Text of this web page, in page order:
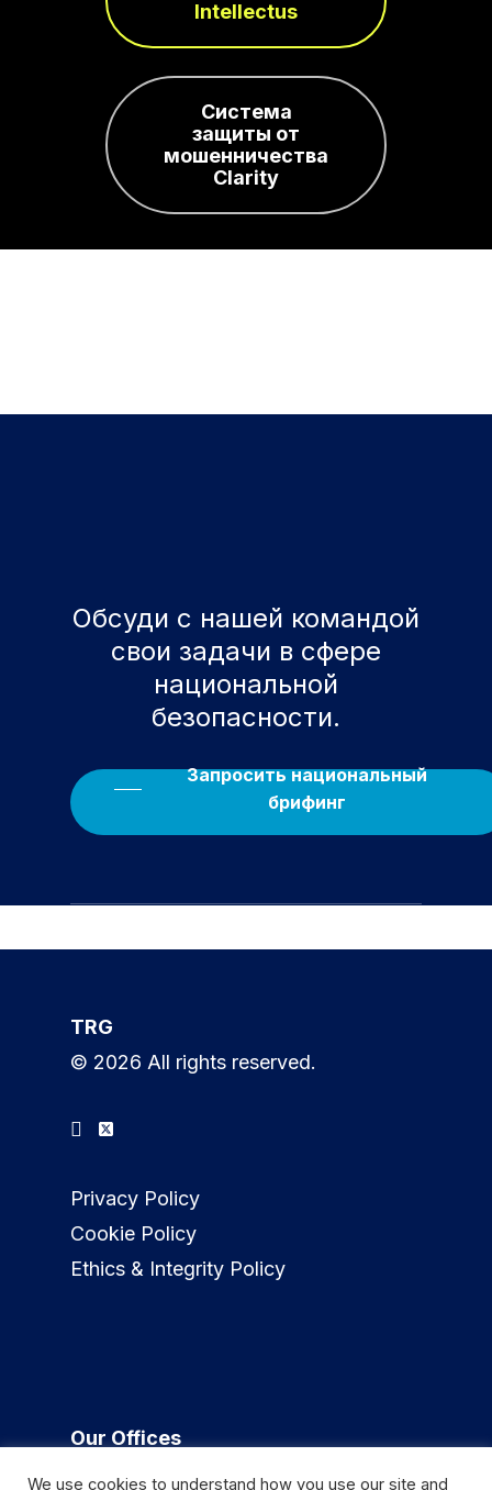
Intellectus
Система
защиты от
мошенничества
Clarity
Обсуди с нашей командой
свои задачи в сфере
национальной
безопасности.
Запросить национальный
брифинг
TRG
© 2026 All rights reserved.
Privacy Policy
Cookie Policy
Ethics & Integrity Policy
Our Offices
We use cookies to understand how you use our site and